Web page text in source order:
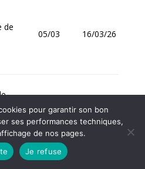
de
05/03 16/03/26
le
05/03 11/03/26
pour garantir son bon
ses performances techniques,
de nos pages.
Je refuse